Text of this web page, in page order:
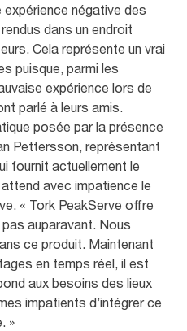
expérience négative des
dans un endroit
Cela représente un vrai
puisque, parmi les
expérience lors de
parlé à leurs amis.
posée par la présence
Pettersson, représentant
fournit actuellement le
avec impatience le
« Tork PeakServe offre
auparavant. Nous
ce produit. Maintenant
en temps réel, il est
aux besoins des lieux
impatients d’intégrer ce
»